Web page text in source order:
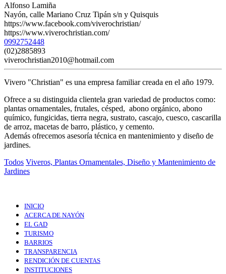
Alfonso Lamiña
Nayón, calle Mariano Cruz Tipán s/n y Quisquis
https://www.facebook.com/viverochristian/
https://www.viverochristian.com/
0992752448
(02)2885893
viverochristian2010@hotmail.com
Vivero "Christian" es una empresa familiar creada en el año 1979.
Ofrece a su distinguida clientela gran variedad de productos como:
plantas ornamentales, frutales, césped, abono orgánico, abono
químico, fungicidas, tierra negra, sustrato, cascajo, cuesco, cascarilla
de arroz, macetas de barro, plástico, y cemento.
Además ofrecemos asesoría técnica en mantenimiento y diseño de
jardines.
Todos Viveros, Plantas Ornamentales, Diseño y Mantenimiento de
Jardines
INICIO
ACERCA DE NAYÓN
EL GAD
TURISMO
BARRIOS
TRANSPARENCIA
RENDICIÓN DE CUENTAS
INSTITUCIONES